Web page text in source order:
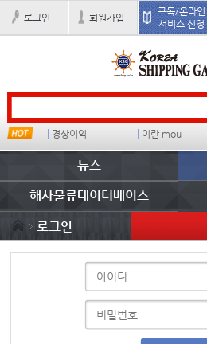
로그인 회원가입
구독/온라인
서비스 신청
경상이익 이란 mou
뉴스
해사물류데이터베이스
로그인